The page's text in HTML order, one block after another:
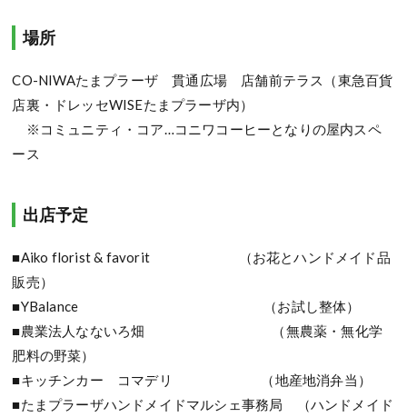
場所
CO-NIWAたまプラーザ 貫通広場 店舗前テラス（東急百貨
店裏・ドレッセWISEたまプラーザ内）
※コミュニティ・コア…コニワコーヒーとなりの屋内スペ
ース
出店予定
■Aiko florist & favorit （お花とハンドメイド品
販売）
■YBalance （お試し整体）
■農業法人なないろ畑 （無農薬・無化学
肥料の野菜）
■キッチンカー コマデリ （地産地消弁当）
■たまプラーザハンドメイドマルシェ事務局 （ハンドメイド